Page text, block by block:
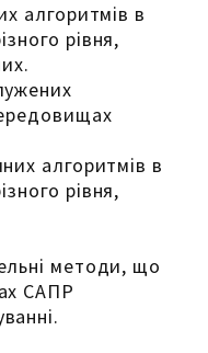
алгоритмів в
рівня,
алгоритмів в
рівня,
методи, що
САПР